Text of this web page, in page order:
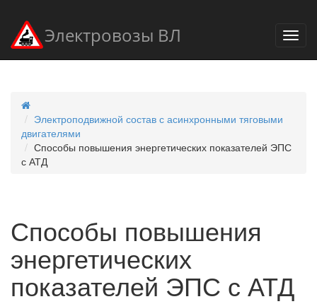
Электровозы ВЛ
Электроподвижной состав с асинхронными тяговыми
двигателями
Способы повышения энергетических показателей ЭПС
с АТД
Способы повышения
энергетических
показателей ЭПС с АТД